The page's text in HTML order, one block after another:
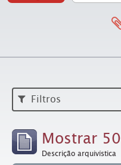
Filtros
Mostrar
Descrição arquivística